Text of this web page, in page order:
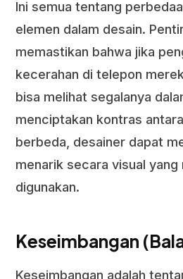
Ini semua tentang
elemen dalam desain.
memastikan bahwa jika
kecerahan di telepon
bisa melihat segalanya
menciptakan kontras
berbeda, desainer dapat
menarik secara visual yang
digunakan.
Keseimbangan
Keseimbangan adalah